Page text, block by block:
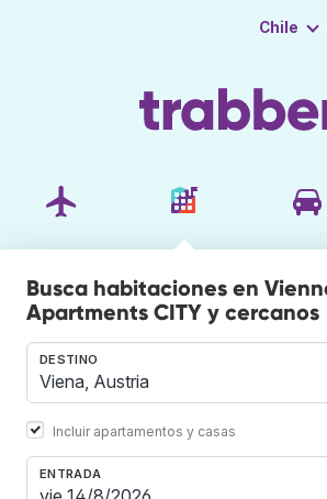
Chile
Busca habitaciones en
Apartments CITY y cercanos
DESTINO
Incluir apartamentos y casas
ENTRADA